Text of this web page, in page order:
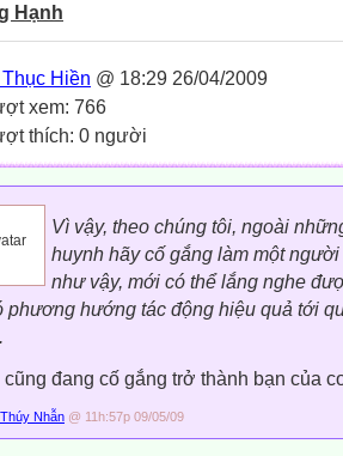
Hạnh
Hiền @ 18:29 26/04/2009
xem: 766
thích: 0 người
Vì vậy, theo chúng tôi, ngoài
huynh hãy cố gắng làm một
như vậy, mới có thể lắng nghe
phương hướng tác động hiệu quả tới
cũng đang cố gắng trở thành bạn của
Nhẫn @ 11h:57p 09/05/09